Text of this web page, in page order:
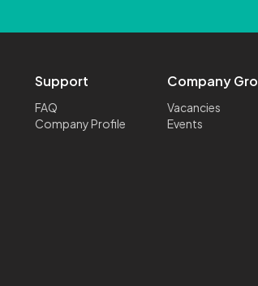
Support
FAQ
Company Profile
Company
Vacancies
Events